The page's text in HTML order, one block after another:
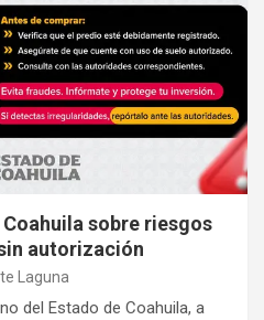
sobre riesgos
autorización
Laguna
del Estado de Coahuila, a